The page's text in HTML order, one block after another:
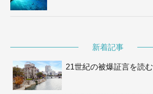
新着記事
21世紀の被爆証言を読む